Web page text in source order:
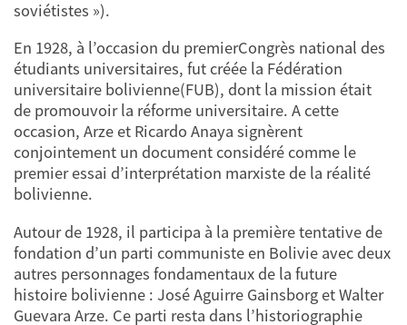
soviétistes »).
En 1928, à l’occasion du premierCongrès national des
étudiants universitaires, fut créée la Fédération
universitaire bolivienne(FUB), dont la mission était
de promouvoir la réforme universitaire. A cette
occasion, Arze et Ricardo Anaya signèrent
conjointement un document considéré comme le
premier essai d’interprétation marxiste de la réalité
bolivienne.
Autour de 1928, il participa à la première tentative de
fondation d’un parti communiste en Bolivie avec deux
autres personnages fondamentaux de la future
histoire bolivienne : José Aguirre Gainsborg et Walter
Guevara Arze. Ce parti resta dans l’historiographie